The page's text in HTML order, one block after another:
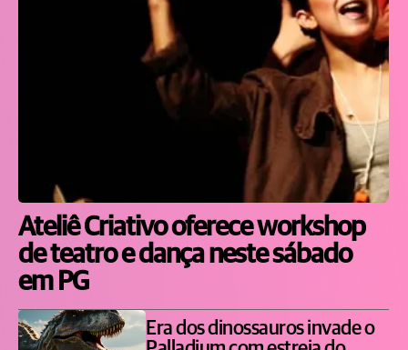
Ateliê Criativo oferece workshop
de teatro e dança neste sábado
em PG
Era dos dinossauros invade o